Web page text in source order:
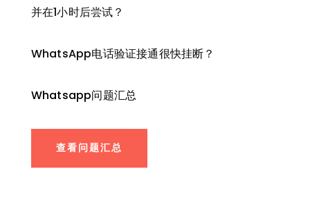
并在1小时后尝试？
WhatsApp电话验证接通很快挂断？
Whatsapp问题汇总
查看问题汇总